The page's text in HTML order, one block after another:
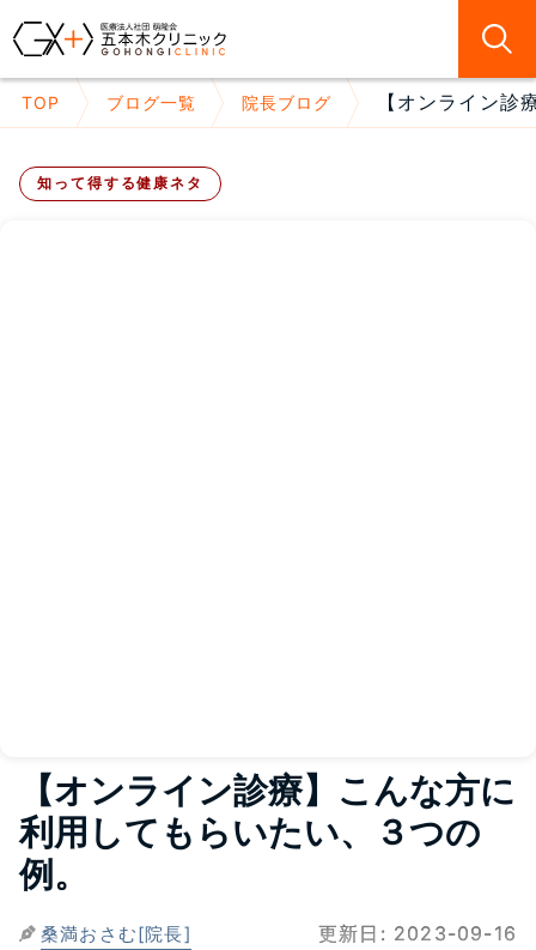
TOP ブログ一覧 院長ブログ 【オンライン
知って得する健康ネタ
【オンライン診療】こんな方に
利用してもらいたい、３つの
例。
桑満おさむ[院長] 更新日: 2023-09-16